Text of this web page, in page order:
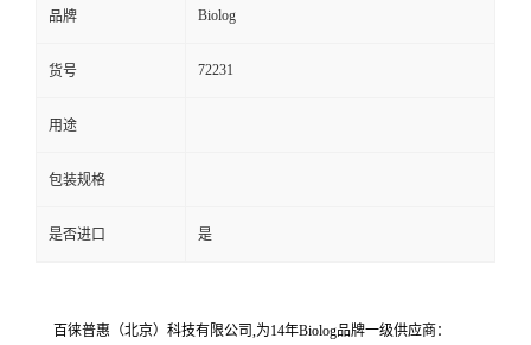
品牌 Biolog
货号 72231
用途
包装规格
是否进口 是
百徕普惠（北京）科技有限公司,为14年Biolog品牌一级供应商：